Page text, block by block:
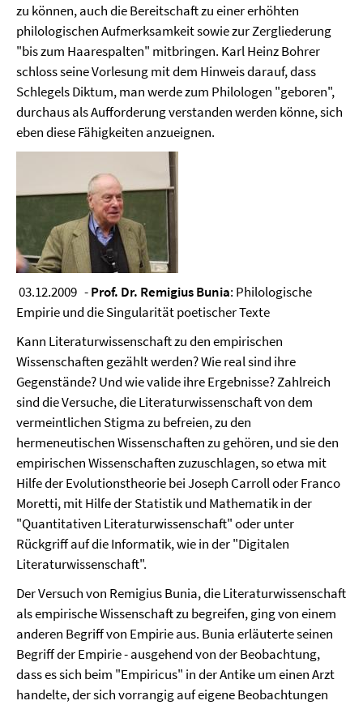
zu können, auch die Bereitschaft zu einer erhöhten
philologischen Aufmerksamkeit sowie zur Zergliederung
"bis zum Haarespalten" mitbringen. Karl Heinz Bohrer
schloss seine Vorlesung mit dem Hinweis darauf, dass
Schlegels Diktum, man werde zum Philologen "geboren",
durchaus als Aufforderung verstanden werden könne, sich
eben diese Fähigkeiten anzueignen.
03.12.2009 -Prof. Dr. Remigius Bunia: Philologische
Empirie und die Singularität poetischer Texte
Kann Literaturwissenschaft zu den empirischen
Wissenschaften gezählt werden? Wie real sind ihre
Gegenstände? Und wie valide ihre Ergebnisse? Zahlreich
sind die Versuche, die Literaturwissenschaft von dem
vermeintlichen Stigma zu befreien, zu den
hermeneutischen Wissenschaften zu gehören, und sie den
empirischen Wissenschaften zuzuschlagen, so etwa mit
Hilfe der Evolutionstheorie bei Joseph Carroll oder Franco
Moretti, mit Hilfe der Statistik und Mathematik in der
"Quantitativen Literaturwissenschaft" oder unter
Rückgriff auf die Informatik, wie in der "Digitalen
Literaturwissenschaft".
Der Versuch von Remigius Bunia, die Literaturwissenschaft
als empirische Wissenschaft zu begreifen, ging von einem
anderen Begriff von Empirie aus. Bunia erläuterte seinen
Begriff der Empirie - ausgehend von der Beobachtung,
dass es sich beim "Empiricus" in der Antike um einen Arzt
handelte, der sich vorrangig auf eigene Beobachtungen